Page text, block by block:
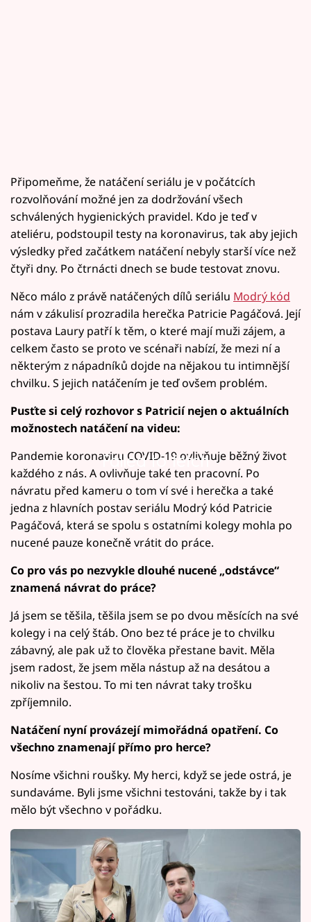
Připomeňme, že natáčení seriálu je v počátcích
rozvolňování možné jen za dodržování všech
schválených hygienických pravidel. Kdo je teď v
ateliéru, podstoupil testy na koronavirus, tak aby jejich
výsledky před začátkem natáčení nebyly starší více než
čtyři dny. Po čtrnácti dnech se bude testovat znovu.
Něco málo z právě natáčených dílů seriálu Modrý kód
nám v zákulisí prozradila herečka Patricie Pagáčová. Její
postava Laury patří k těm, o které mají muži zájem, a
celkem často se proto ve scénaři nabízí, že mezi ní a
některým z nápadníků dojde na nějakou tu intimnější
chvilku. S jejich natáčením je teď ovšem problém.
Pusťte si celý rozhovor s Patricií nejen o aktuálních
možnostech natáčení na videu:
Failed to fetch
Pandemie koronaviru COVID-19 ovlivňuje běžný život
každého z nás. A ovlivňuje také ten pracovní. Po
návratu před kameru o tom ví své i herečka a také
jedna z hlavních postav seriálu Modrý kód Patricie
Pagáčová, která se spolu s ostatními kolegy mohla po
nucené pauze konečně vrátit do práce.
Co pro vás po nezvykle dlouhé nucené „odstávce“
znamená návrat do práce?
Já jsem se těšila, těšila jsem se po dvou měsících na své
kolegy i na celý štáb. Ono bez té práce je to chvilku
zábavný, ale pak už to člověka přestane bavit. Měla
jsem radost, že jsem měla nástup až na desátou a
nikoliv na šestou. To mi ten návrat taky trošku
zpříjemnilo.
Natáčení nyní provázejí mimořádná opatření. Co
všechno znamenají přímo pro herce?
Nosíme všichni roušky. My herci, když se jede ostrá, je
sundaváme. Byli jsme všichni testováni, takže by i tak
mělo být všechno v pořádku.